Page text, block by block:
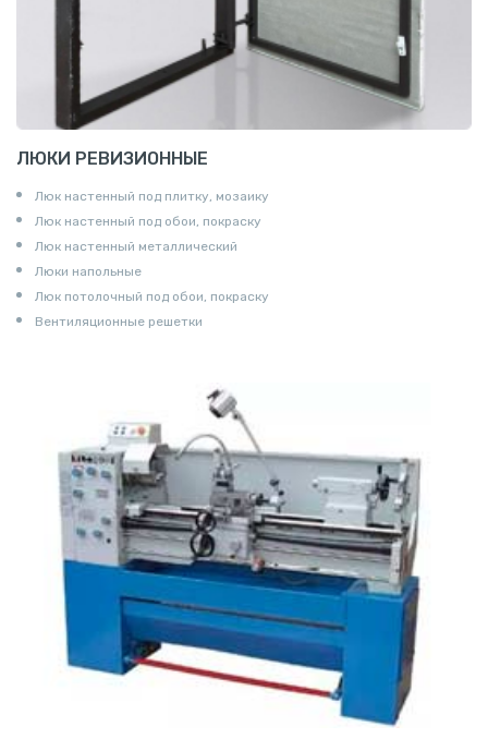
ЛЮКИ РЕВИЗИОННЫЕ
Люк настенный под плитку, мозаику
Люк настенный под обои, покраску
Люк настенный металлический
Люки напольные
Люк потолочный под обои, покраску
Вентиляционные решетки